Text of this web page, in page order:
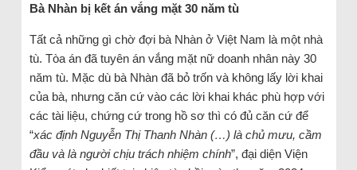
Bà Nhàn bị kết án vắng mặt 30 năm tù
Tất cả những gì chờ đợi bà Nhàn ở Việt Nam là một nhà
tù. Tòa án đã tuyên án vắng mặt nữ doanh nhân này 30
năm tù. Mặc dù bà Nhàn đã bỏ trốn và không lấy lời khai
của bà, nhưng căn cứ vào các lời khai khác phù hợp với
các tài liệu, chứng cứ trong hồ sơ thì có đủ căn cứ để
“xác định Nguyễn Thị Thanh Nhàn (…) là chủ mưu, cầm
đầu và là người chịu trách nhiệm chính”, đại diện Viện